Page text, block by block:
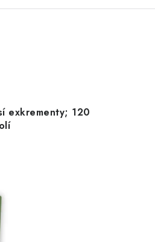
exkrementy; 120